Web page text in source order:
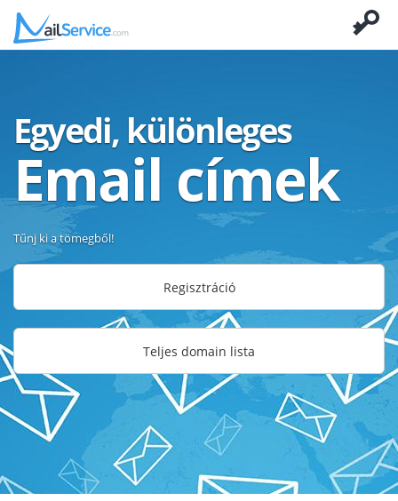
Egyedi, különleges
Email címek
Tűnj ki a tömegből!
Regisztráció
Teljes domain lista